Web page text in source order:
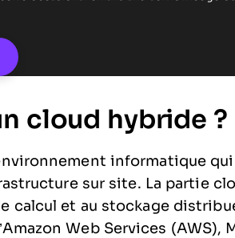
cloud hybride ?
informatique
sur site. La partie
calcul et au stockage
Web Services